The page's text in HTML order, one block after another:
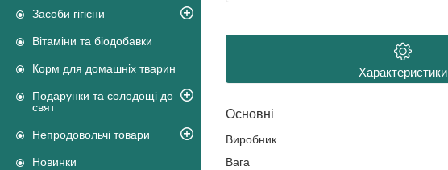
Засоби гігієни
Вітаміни та біодобавки
Корм для домашніх тварин
Подарунки та солодощі до
свят
Непродовольчі товари
Новинки
Характеристики
Основні
Виробник
Вага